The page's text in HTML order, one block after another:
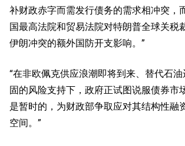
补财政赤字而需发行债务的需求相冲突，
国最高法院和贸易法院对特朗普全球关税
伊朗冲突的额外国防开支影响。”
“在非欧佩克供应浪潮即将到来、替代石
固的风险支持下，政府正试图说服债券市
是暂时的，为财政部争取应对其结构性融
空间。”